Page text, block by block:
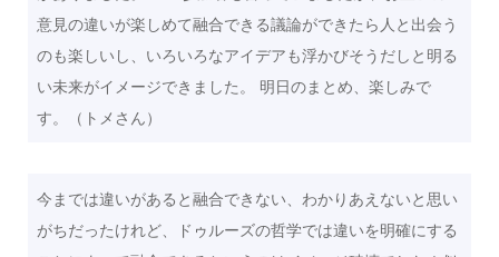
意見の違いが楽しめて融合できる議論ができたら人と出会う
のも楽しいし、いろいろなアイデアも浮かびそうだしと明る
い未来がイメージできました。 明日のまとめ、楽しみで
す。（トメさん）
今までは違いがあると融合できない、わかりあえないと思い
がちだったけれど、ドゥルーズの哲学では違いを明確にする